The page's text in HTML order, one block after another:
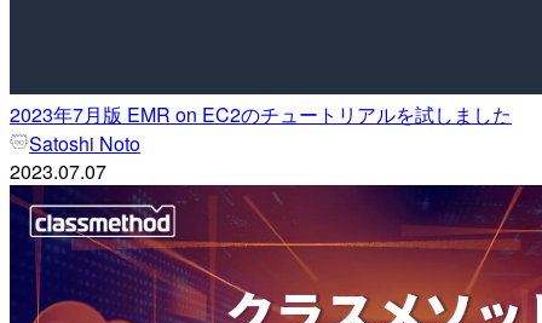
2023年7月版 EMR on EC2のチュートリアルを試しました
Satoshi Noto
2023.07.07